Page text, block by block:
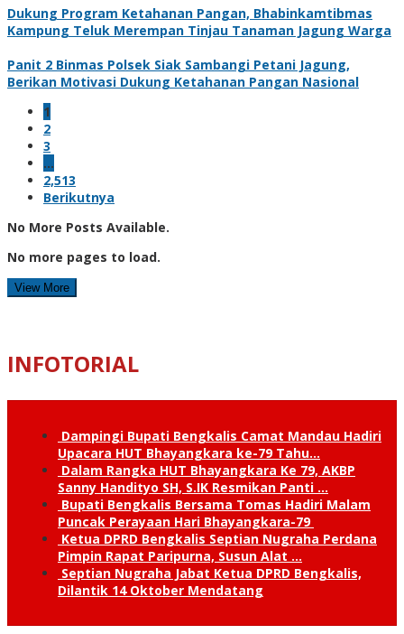
Dukung Program Ketahanan Pangan, Bhabinkamtibmas
Kampung Teluk Merempan Tinjau Tanaman Jagung Warga
Panit 2 Binmas Polsek Siak Sambangi Petani Jagung,
Berikan Motivasi Dukung Ketahanan Pangan Nasional
1
2
3
…
2,513
Berikutnya
No More Posts Available.
No more pages to load.
View More
INFOTORIAL
Dampingi Bupati Bengkalis Camat Mandau Hadiri
Upacara HUT Bhayangkara ke-79 Tahu…
Dalam Rangka HUT Bhayangkara Ke 79, AKBP
Sanny Handityo SH, S.IK Resmikan Panti …
Bupati Bengkalis Bersama Tomas Hadiri Malam
Puncak Perayaan Hari Bhayangkara-79
Ketua DPRD Bengkalis Septian Nugraha Perdana
Pimpin Rapat Paripurna, Susun Alat …
Septian Nugraha Jabat Ketua DPRD Bengkalis,
Dilantik 14 Oktober Mendatang